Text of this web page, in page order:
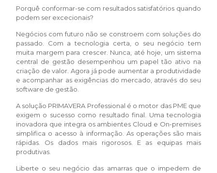
Porquê conformar-se com resultados satisfatórios quando
podem ser excecionais?
Negócios com futuro não se constroem com soluções do
passado. Com a tecnologia certa, o seu negócio tem
muita margem para crescer. Nunca, até hoje, um sistema
central de gestão desempenhou um papel tão ativo na
criação de valor. Agora já pode aumentar a produtividade
e acompanhar as exigências do mercado, através do seu
software de gestão.
A solução PRIMAVERA Professional é o motor das PME que
exigem o sucesso como resultado final. Uma tecnologia
inovadora que integra os ambientes Cloud e On-premises
simplifica o acesso à informação. As operações são mais
rápidas. Os dados mais rigorosos. E as equipas mais
produtivas.
Liberte o seu negócio das amarras que o impedem de